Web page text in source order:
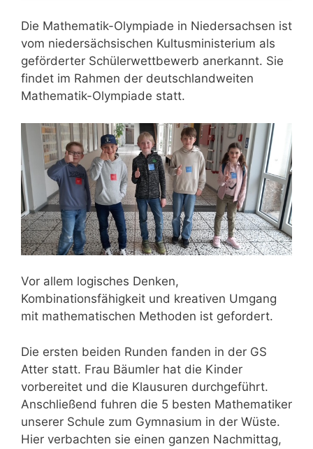
Die Mathematik-Olympiade in Niedersachsen ist
vom niedersächsischen Kultusministerium als
geförderter Schülerwettbewerb anerkannt. Sie
findet im Rahmen der deutschlandweiten
Mathematik-Olympiade statt.
Vor allem logisches Denken,
Kombinationsfähigkeit und kreativen Umgang
mit mathematischen Methoden ist gefordert.
Die ersten beiden Runden fanden in der GS
Atter statt. Frau Bäumler hat die Kinder
vorbereitet und die Klausuren durchgeführt.
Anschließend fuhren die 5 besten Mathematiker
unserer Schule zum Gymnasium in der Wüste.
Hier verbachten sie einen ganzen Nachmittag,